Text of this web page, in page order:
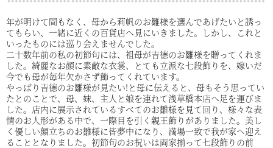
年が明けて間もなく、母から莉帆のお雛様を選んであげたいと誘っ
てもらい、一緒に近くの百貨店へ見にいきました。しかし、これと
いったものには巡り会えませんでした。
二十数年前の私の初節句には、祖母が吉德のお雛様を贈ってくれま
した。綺麗なお顔に素敵な衣裳、とても立派な七段飾りを、嫁いだ
今でも母が毎年欠かさず飾ってくれています。
やっぱり吉德のお雛様が見たい!と母に伝えると、母もそう思ってい
たとのことで、母、妹、主人と娘を連れて浅草橋本店へ足を運びま
した。店内に展示されているすべてのお雛様を見て回り、様々な表
情のお人形がある中で、一際目を引く親王飾りがありました。美し
く優しい顔立ちのお雛様に皆夢中になり、満場一致で我が家へ迎え
ることとなりました。初節句のお祝いは両家揃って七段飾りの前